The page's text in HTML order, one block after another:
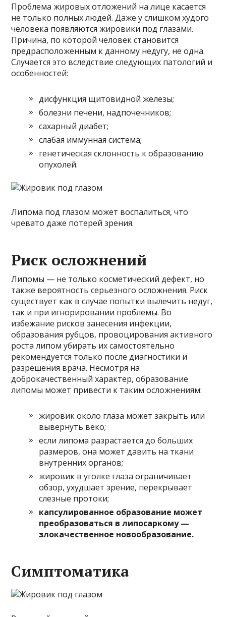
Проблема жировых отложений на лице касается
не только полных людей. Даже у слишком худого
человека появляются жировики под глазами.
Причина, по которой человек становится
предрасположенным к данному недугу, не одна.
Случается это вследствие следующих патологий и
особенностей:
дисфункция щитовидной железы;
болезни печени, надпочечников;
сахарный диабет;
слабая иммунная система;
генетическая склонность к образованию
опухолей.
Липома под глазом может воспалиться, что
чревато даже потерей зрения.
Риск осложнений
Липомы — не только косметический дефект, но
также вероятность серьезного осложнения. Риск
существует как в случае попытки вылечить недуг,
так и при игнорировании проблемы. Во
избежание рисков занесения инфекции,
образования рубцов, провоцирования активного
роста липом убирать их самостоятельно
рекомендуется только после диагностики и
разрешения врача. Несмотря на
доброкачественный характер, образование
липомы может привести к таким осложнениям:
жировик около глаза может закрыть или
вывернуть веко;
если липома разрастается до больших
размеров, она может давить на ткани
внутренних органов;
жировик в уголке глаза ограничивает
обзор, ухудшает зрение, перекрывает
слезные протоки;
капсулированное образование может
преобразоваться в липосаркому —
злокачественное новообразование.
Симптоматика